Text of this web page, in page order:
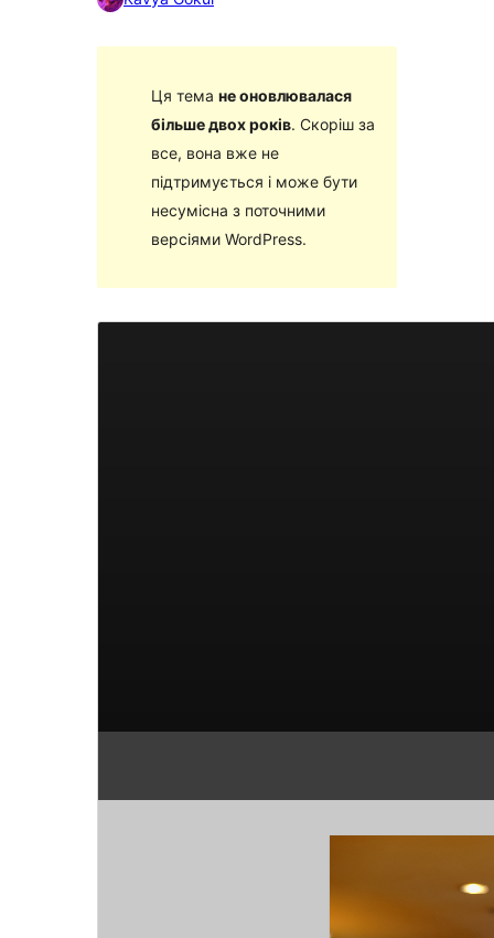
Ця тема не оновлювалася
більше двох років. Скоріш за
все, вона вже не
підтримується і може бути
несумісна з поточними
версіями WordPress.